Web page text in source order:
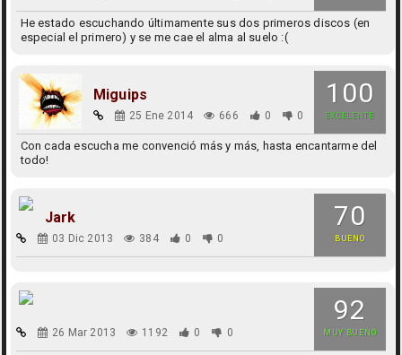
He estado escuchando últimamente sus dos primeros discos (en
especial el primero) y se me cae el alma al suelo :(
100
EXCELENTE
Miguips
25 Ene 2014 666 0 0
Con cada escucha me convenció más y más, hasta encantarme del
todo!
70
BUENO
Jark
03 Dic 2013 384 0 0
92
MUY BUENO
26 Mar 2013 1192 0 0